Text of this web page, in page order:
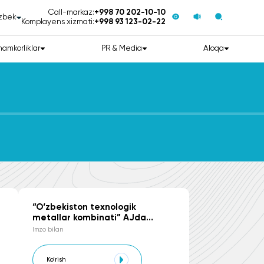
Call-markaz:+998 70 202-10-10
Komplayens xizmati:+998 93 123-02-22
PR & Media Aloqa
“O‘zbekiston texnologik
metallar kombinati” AJda
xayriya va homiylik faoliyatini
Imzo bilan
Ko‘rish